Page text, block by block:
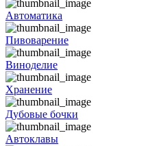
Автоматика
Пивоварение
Виноделие
Хранение
Дубовые бочки
Автоклавы